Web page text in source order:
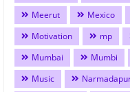
Meerut
Mexico
Motivation
mp
Mumbai
Mumbi
Music